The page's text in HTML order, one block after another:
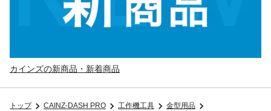
カインズの新商品・新着商品
トップ CAINZ-DASH PRO 工作機工具
金型用品